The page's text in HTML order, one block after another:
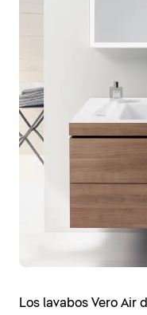
Los lavabos Vero Air